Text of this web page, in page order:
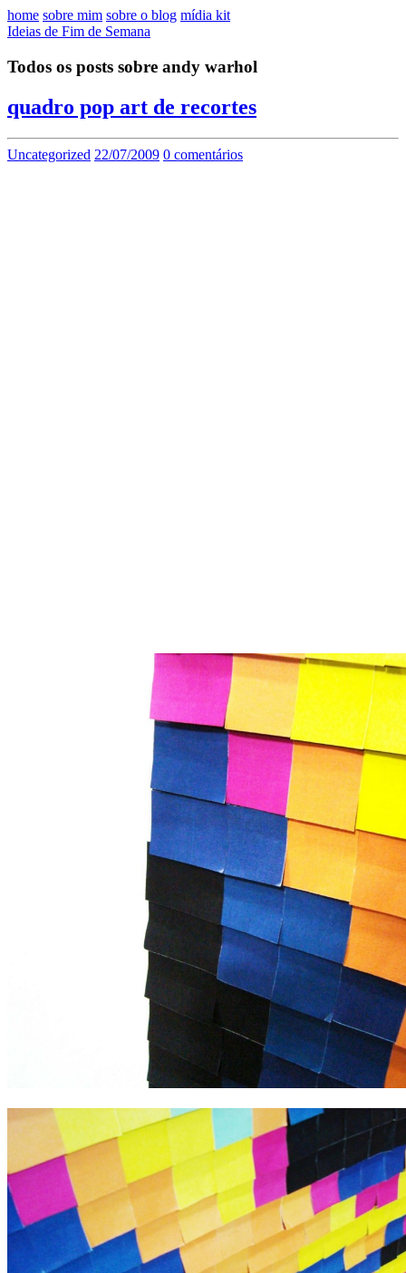
home sobre mim sobre o blog mídia kit
Ideias de Fim de Semana
Todos os posts sobre andy warhol
quadro pop art de recortes
Uncategorized 22/07/2009 0 comentários